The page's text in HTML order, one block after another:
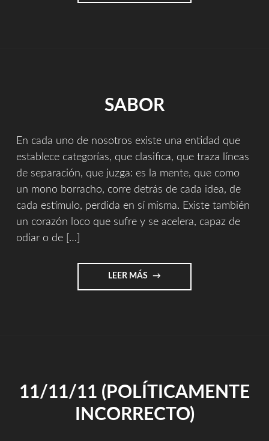
SABOR
En cada uno de nosotros existe una entidad que
establece categorías, que clasifica, que traza líneas
de separación, que juzga: es la mente, que como
un mono borracho, corre detrás de cada idea, de
cada estímulo, perdida en sí misma. Existe también
un corazón loco que sufre y se acelera, capaz de
odiar o de […]
LEER MÁS "SABOR"
11/11/11 (POLÍTICAMENTE
INCORRECTO)